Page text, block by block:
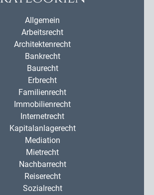
Allgemein
Arbeitsrecht
Architektenrecht
Bankrecht
Baurecht
Erbrecht
Familienrecht
Immobilienrecht
Internetrecht
Kapitalanlagerecht
Mediation
Mietrecht
Nachbarrecht
Reiserecht
Sozialrecht